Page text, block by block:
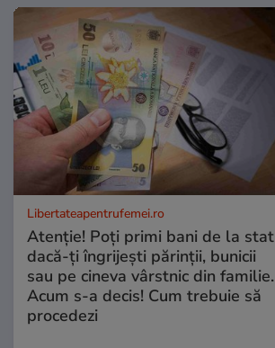
Libertateapentrufemei.ro
Atenție! Poți primi bani de la stat
dacă-ți îngrijești părinții, bunicii
sau pe cineva vârstnic din familie.
Acum s-a decis! Cum trebuie să
procedezi